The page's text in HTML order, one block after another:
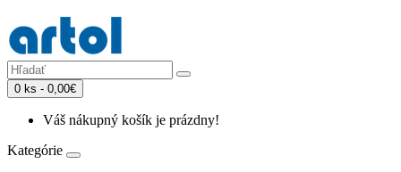
0 ks - 0,00€
Váš nákupný košík je prázdny!
Kategórie